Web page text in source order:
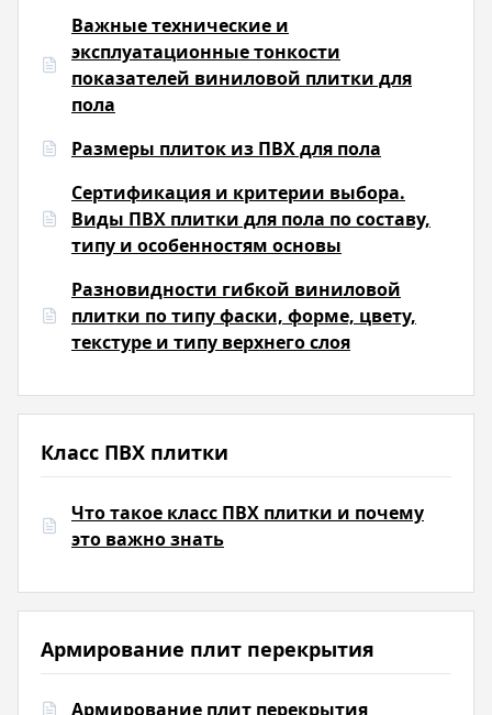
Важные технические и
эксплуатационные тонкости
показателей виниловой плитки для
пола
Размеры плиток из ПВХ для пола
Сертификация и критерии выбора.
Виды ПВХ плитки для пола по составу,
типу и особенностям основы
Разновидности гибкой виниловой
плитки по типу фаски, форме, цвету,
текстуре и типу верхнего слоя
Класс ПВХ плитки
Что такое класс ПВХ плитки и почему
это важно знать
Армирование плит перекрытия
Армирование плит перекрытия